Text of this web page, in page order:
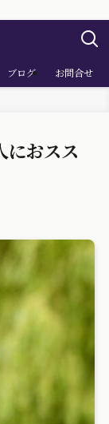
ブログ お問合せ
におスス